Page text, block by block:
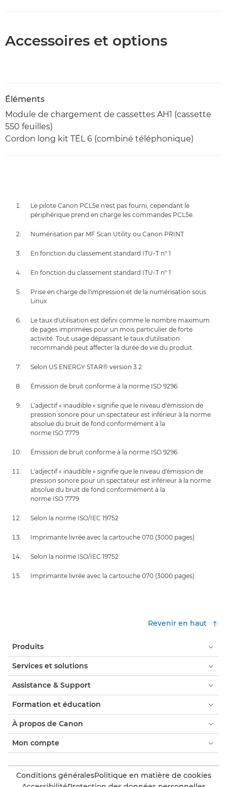
Accessoires et options
Éléments
Module de chargement de cassettes AH1 (cassette
550 feuilles)
Cordon long kit TÉL 6 (combiné téléphonique)
Le pilote Canon PCL5e n'est pas fourni, cependant le
périphérique prend en charge les commandes PCL5e.
Numérisation par MF Scan Utility ou Canon PRINT
En fonction du classement standard ITU-T nº 1
En fonction du classement standard ITU-T nº 1
Prise en charge de l'impression et de la numérisation sous
Linux
Le taux d'utilisation est défini comme le nombre maximum
de pages imprimées pour un mois particulier de forte
activité. Tout usage dépassant le taux d'utilisation
recommandé peut affecter la durée de vie du produit.
Selon US ENERGY STAR® version 3.2
Émission de bruit conforme à la norme ISO 9296
L'adjectif « inaudible » signifie que le niveau d'émission de
pression sonore pour un spectateur est inférieur à la norme
absolue du bruit de fond conformément à la
norme ISO 7779
Émission de bruit conforme à la norme ISO 9296
L'adjectif « inaudible » signifie que le niveau d'émission de
pression sonore pour un spectateur est inférieur à la norme
absolue du bruit de fond conformément à la
norme ISO 7779
Selon la norme ISO/IEC 19752
Imprimante livrée avec la cartouche 070 (3000 pages)
Selon la norme ISO/IEC 19752
Imprimante livrée avec la cartouche 070 (3000 pages)
Revenir en haut
Produits
Services et solutions
Assistance & Support
Formation et éducation
À propos de Canon
Mon compte
Conditions généralesPolitique en matière de cookies